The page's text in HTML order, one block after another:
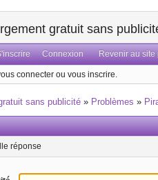
gratuit sans
Connexion Revenir au
connecter ou vous inscrire.
sans publicité » Problèmes »
réponse